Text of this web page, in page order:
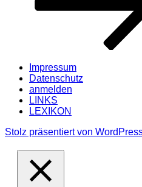
Impressum
Datenschutz
anmelden
LINKS
LEXIKON
Stolz präsentiert von